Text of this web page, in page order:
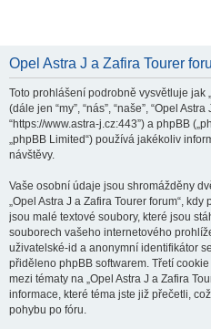
Opel Astra J a Zafira Tourer
Toto prohlášení podrobně vysvětluje jak
(dále jen “my”, “nás”, “naše”, “Opel
“https://www.astra-j.cz:443”) a phpBB
„phpBB Limited“) používá jakékoliv
návštěvy.
Vaše osobní údaje jsou shromážděny
„Opel Astra J a Zafira Tourer forum“,
jsou malé textové soubory, které jsou
souborech vašeho internetového
uživatelské-id a anonymní identifikátor
přiděleno phpBB softwarem. Třetí
mezi tématy na „Opel Astra J a Zafira
informace, které téma jste již přečetli,
pohybu po fóru.